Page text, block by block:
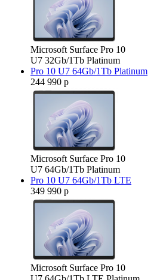
Microsoft Surface Pro 10
U7 32Gb/1Tb Platinum
Pro 10 U7 64Gb/1Tb Platinum
244 990 р
Microsoft Surface Pro 10
U7 64Gb/1Tb Platinum
Pro 10 U7 64Gb/1Tb LTE
349 990 р
Microsoft Surface Pro 10